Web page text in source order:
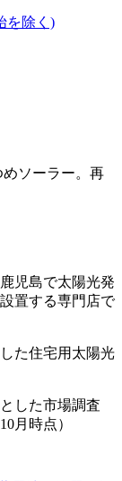
を除く)
児島で太陽光発
置する専門店で
した市場調査
月時点）